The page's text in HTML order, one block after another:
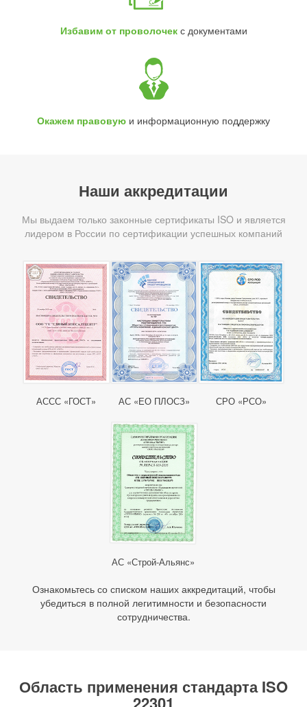
Избавим от проволочекс документами
Окажем правовую и информационную поддержку
Наши аккредитации
Мы выдаем только законные сертификаты ISO и является
лидером в России по сертификации успешных компаний
АССС «ГОСТ» АС «ЕО ПЛОСЗ» СРО «РСО»
АС «Строй-Альянс»
Ознакомьтесь со списком наших аккредитаций, чтобы
убедиться в полной легитимности и безопасности
сотрудничества.
Область применения стандарта ISO